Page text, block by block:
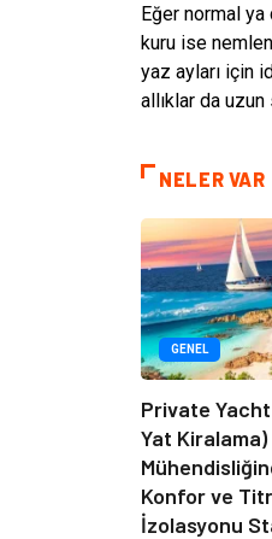
Eğer normal ya
kuru ise
yaz ayları için
allıklar da
NELER VAR
GENEL
Private
Yat Kiralama)
Konfor ve
İzolasyonu